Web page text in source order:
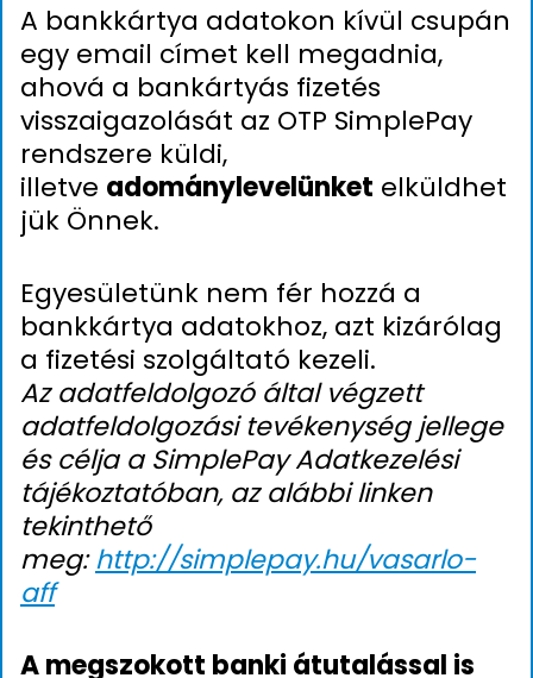
A bankkártya adatokon kívül csupán
egy email címet kell megadnia,
ahová a bankártyás fizetés
visszaigazolását az OTP SimplePay
rendszere küldi,
illetve adománylevelünket elküldhet
jük Önnek.
Egyesületünk nem fér hozzá a
bankkártya adatokhoz, azt kizárólag
a fizetési szolgáltató kezeli.
Az adatfeldolgozó által végzett
adatfeldolgozási tevékenység jellege
és célja a SimplePay Adatkezelési
tájékoztatóban, az alábbi linken
tekinthető
meg:http://simplepay.hu/vasarlo-
aff
A megszokott banki átutalással is